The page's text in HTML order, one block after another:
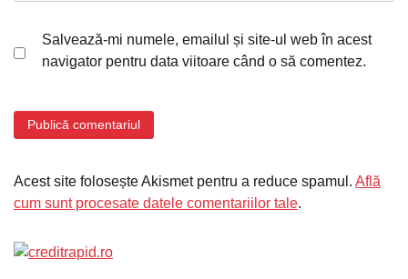
Salvează-mi numele, emailul și site-ul web în acest
navigator pentru data viitoare când o să comentez.
Acest site folosește Akismet pentru a reduce spamul. Află
cum sunt procesate datele comentariilor tale.